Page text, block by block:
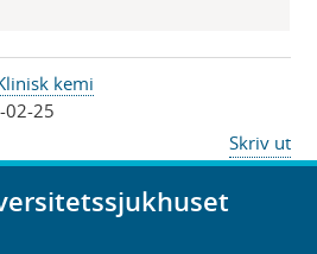
kemi
02-25
Skriv ut